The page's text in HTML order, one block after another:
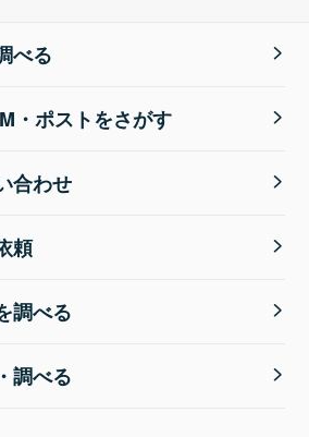
べる
・ポストをさがす
合わせ
頼
調べる
調べる